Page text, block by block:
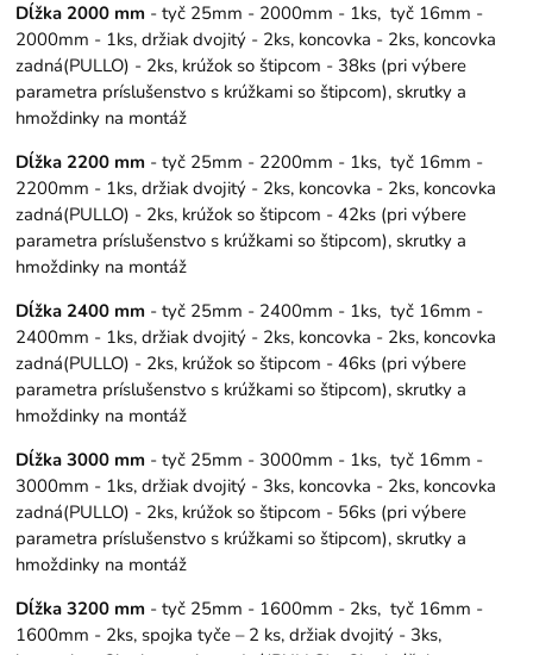
Dĺžka 2000 mm - tyč 25mm - 2000mm - 1ks, tyč 16mm -
2000mm - 1ks, držiak dvojitý - 2ks, koncovka - 2ks, koncovka
zadná(PULLO) - 2ks, krúžok so štipcom - 38ks (pri výbere
parametra príslušenstvo s krúžkami so štipcom), skrutky a
hmoždinky na montáž
Dĺžka 2200 mm - tyč 25mm - 2200mm - 1ks, tyč 16mm -
2200mm - 1ks, držiak dvojitý - 2ks, koncovka - 2ks, koncovka
zadná(PULLO) - 2ks, krúžok so štipcom - 42ks (pri výbere
parametra príslušenstvo s krúžkami so štipcom), skrutky a
hmoždinky na montáž
Dĺžka 2400 mm - tyč 25mm - 2400mm - 1ks, tyč 16mm -
2400mm - 1ks, držiak dvojitý - 2ks, koncovka - 2ks, koncovka
zadná(PULLO) - 2ks, krúžok so štipcom - 46ks (pri výbere
parametra príslušenstvo s krúžkami so štipcom), skrutky a
hmoždinky na montáž
Dĺžka 3000 mm - tyč 25mm - 3000mm - 1ks, tyč 16mm -
3000mm - 1ks, držiak dvojitý - 3ks, koncovka - 2ks, koncovka
zadná(PULLO) - 2ks, krúžok so štipcom - 56ks (pri výbere
parametra príslušenstvo s krúžkami so štipcom), skrutky a
hmoždinky na montáž
Dĺžka 3200 mm - tyč 25mm - 1600mm - 2ks, tyč 16mm -
1600mm - 2ks, spojka tyče – 2 ks, držiak dvojitý - 3ks,